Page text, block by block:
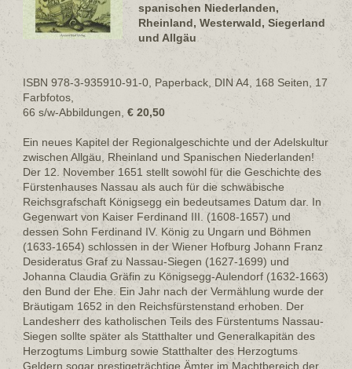
spanischen Niederlanden,
Rheinland, Westerwald, Siegerland
und Allgäu
ISBN 978-3-935910-91-0, Paperback, DIN A4, 168 Seiten, 17
Farbfotos,
66 s/w-Abbildungen, € 20,50
Ein neues Kapitel der Regionalgeschichte und der Adelskultur
zwischen Allgäu, Rheinland und Spanischen Niederlanden!
Der 12. November 1651 stellt sowohl für die Geschichte des
Fürstenhauses Nassau als auch für die schwäbische
Reichsgrafschaft Königsegg ein bedeutsames Datum dar. In
Gegenwart von Kaiser Ferdinand III. (1608-1657) und
dessen Sohn Ferdinand IV. König zu Ungarn und Böhmen
(1633-1654) schlossen in der Wiener Hofburg Johann Franz
Desideratus Graf zu Nassau-Siegen (1627-1699) und
Johanna Claudia Gräfin zu Königsegg-Aulendorf (1632-1663)
den Bund der Ehe. Ein Jahr nach der Vermählung wurde der
Bräutigam 1652 in den Reichsfürstenstand erhoben. Der
Landesherr des katholischen Teils des Fürstentums Nassau-
Siegen sollte später als Statthalter und Generalkapitän des
Herzogtums Limburg sowie Statthalter des Herzogtums
Geldern sogar prestigeträchtige Ämter im Machtbereich der